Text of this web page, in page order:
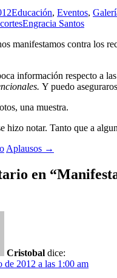
Educación, Eventos,
Engracia Santos
manifestamos contra los
información respecto a
Y puedo
una muestra.
hizo notar. Tanto que a
Aplausos →
en “
Cristobal dice:
de 2012 a las 1:00 am